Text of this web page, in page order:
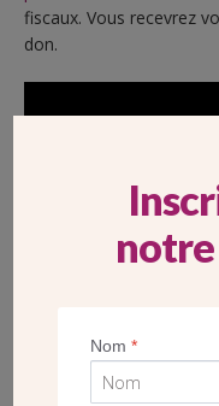
fiscaux. Vous recevrez
don.
5 BONNES
DES CHANTIERS
Nom*